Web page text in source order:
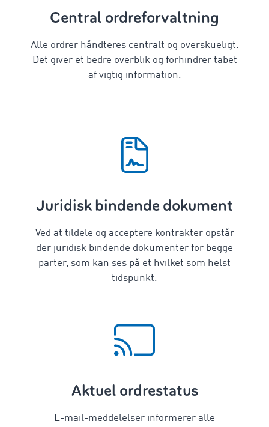
Central ordreforvaltning
Alle ordrer håndteres centralt og overskueligt.
Det giver et bedre overblik og forhindrer tabet
af vigtig information.
Juridisk bindende dokument
Ved at tildele og acceptere kontrakter opstår
der juridisk bindende dokumenter for begge
parter, som kan ses på et hvilket som helst
tidspunkt.
Aktuel ordrestatus
E-mail-meddelelser informerer alle